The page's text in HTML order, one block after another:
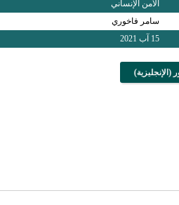
الأمن الإنساني
سامر فاخوري
15 آب 2021
(الإنجليزية)